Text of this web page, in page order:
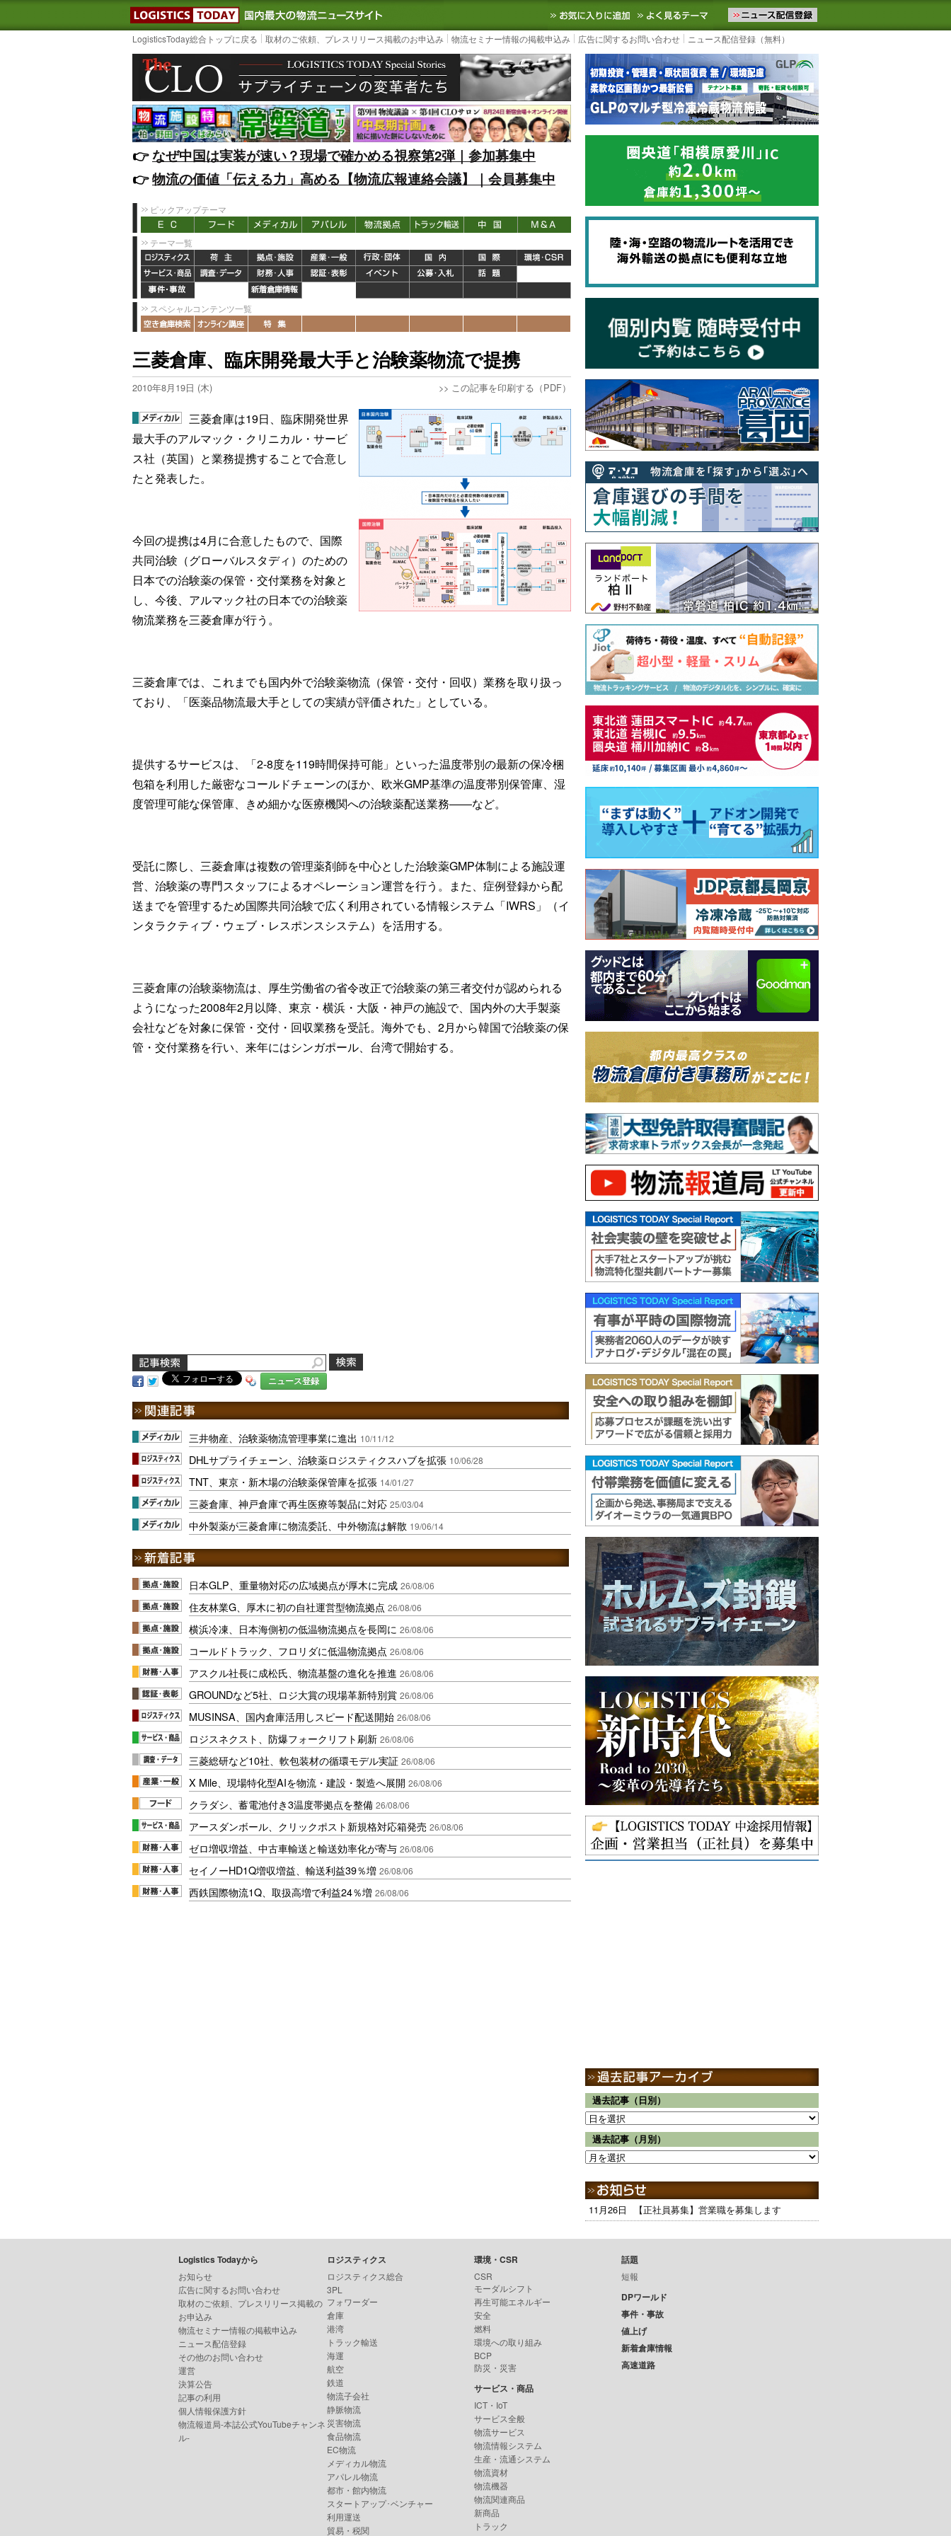
LOGISTICS TODAY｜国内最大の物流ニュースサイト3PL, SCMなど国内外の最新の物流ニュースをお届けします。物流ニュースメール配信を登録す
お気に入りに追加 よく見るテーマ
LogisticsToday総合トップに戻る 取材のご依頼、プレスリリース掲載のお申込み 物流セミナー情報の掲載申込み 広告に関するお問い合わせ ニュース配信登録（無料）
👉️なぜ中国は実装が速い？現場で確かめる視察第2弾｜参加募集中
👉️物流の価値「伝える力」高める【物流広報連絡会議】｜会員募集中
ピックアップテーマ
テーマ一覧
スペシャルコンテンツ一覧
三菱倉庫、臨床開発最大手と治験薬物流で提携
2010年8月19日 (木) >> この記事を印刷する（PDF）
三菱倉庫は19日、臨床開発世界
最大手のアルマック・クリニカル・サービ
ス社（英国）と業務提携することで合意し
たと発表した。
今回の提携は4月に合意したもので、国際
共同治験（グローバルスタディ）のための
日本での治験薬の保管・交付業務を対象と
し、今後、アルマック社の日本での治験薬
物流業務を三菱倉庫が行う。
三菱倉庫では、これまでも国内外で治験薬物流（保管・交付・回収）業務を取り扱っ
ており、「医薬品物流最大手としての実績が評価された」としている。
提供するサービスは、「2-8度を119時間保持可能」といった温度帯別の最新の保冷梱
包箱を利用した厳密なコールドチェーンのほか、欧米GMP基準の温度帯別保管庫、湿
度管理可能な保管庫、きめ細かな医療機関への治験薬配送業務――など。
受託に際し、三菱倉庫は複数の管理薬剤師を中心とした治験薬GMP体制による施設運
営、治験薬の専門スタッフによるオペレーション運営を行う。また、症例登録から配
送までを管理するため国際共同治験で広く利用されている情報システム「IWRS」（イ
ンタラクティブ・ウェブ・レスポンスシステム）を活用する。
三菱倉庫の治験薬物流は、厚生労働省の省令改正で治験薬の第三者交付が認められる
ようになった2008年2月以降、東京・横浜・大阪・神戸の施設で、国内外の大手製薬
会社などを対象に保管・交付・回収業務を受託。海外でも、2月から韓国で治験薬の保
管・交付業務を行い、来年にはシンガポール、台湾で開始する。
ニュース登録
三井物産、治験薬物流管理事業に進出 10/11/12
DHLサプライチェーン、治験薬ロジスティクスハブを拡張 10/06/28
TNT、東京・新木場の治験薬保管庫を拡張 14/01/27
三菱倉庫、神戸倉庫で再生医療等製品に対応 25/03/04
中外製薬が三菱倉庫に物流委託、中外物流は解散 19/06/14
日本GLP、重量物対応の広域拠点が厚木に完成 26/08/06
住友林業G、厚木に初の自社運営型物流拠点 26/08/06
横浜冷凍、日本海側初の低温物流拠点を長岡に 26/08/06
コールドトラック、フロリダに低温物流拠点 26/08/06
アスクル社長に成松氏、物流基盤の進化を推進 26/08/06
GROUNDなど5社、ロジ大賞の現場革新特別賞 26/08/06
MUSINSA、国内倉庫活用しスピード配送開始 26/08/06
ロジスネクスト、防爆フォークリフト刷新 26/08/06
三菱総研など10社、軟包装材の循環モデル実証 26/08/06
X Mile、現場特化型AIを物流・建設・製造へ展開 26/08/06
クラダシ、蓄電池付き3温度帯拠点を整備 26/08/06
アースダンボール、クリックポスト新規格対応箱発売 26/08/06
ゼロ増収増益、中古車輸送と輸送効率化が寄与 26/08/06
セイノーHD1Q増収増益、輸送利益39％増 26/08/06
西鉄国際物流1Q、取扱高増で利益24％増 26/08/06
過去記事（日別）
過去記事（月別）
11月26日 【正社員募集】営業職を募集します
Logistics Todayから
お知らせ
広告に関するお問い合わせ
取材のご依頼、プレスリリース掲載の
お申込み
物流セミナー情報の掲載申込み
ニュース配信登録
その他のお問い合わせ
運営
決算公告
記事の利用
個人情報保護方針
物流報道局-本誌公式YouTubeチャンネ
ル-
ロジスティクス
ロジスティクス総合
3PL
フォワーダー
倉庫
港湾
トラック輸送
海運
航空
鉄道
物流子会社
静脈物流
災害物流
食品物流
EC物流
メディカル物流
アパレル物流
都市・館内物流
スタートアップ･ベンチャー
利用運送
貿易・税関
環境・CSR
CSR
モーダルシフト
再生可能エネルギー
安全
燃料
環境への取り組み
BCP
防災・災害
サービス・商品
ICT・IoT
サービス全般
物流サービス
物流情報システム
生産・流通システム
物流資材
物流機器
物流関連商品
新商品
トラック
話題
短報
DPワールド
事件・事故
値上げ
新着倉庫情報
高速道路